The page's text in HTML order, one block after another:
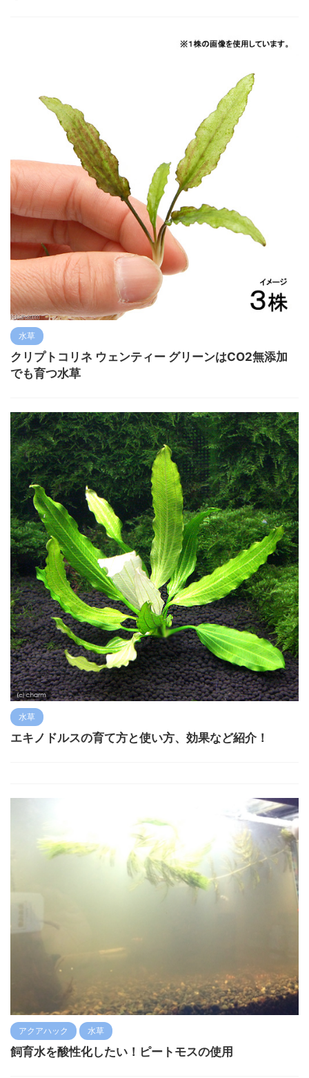
水草
クリプトコリネ ウェンティー グリーンはCO2無添加
でも育つ水草
水草
エキノドルスの育て方と使い方、効果など紹介！
アクアハック 水草
飼育水を酸性化したい！ピートモスの使用